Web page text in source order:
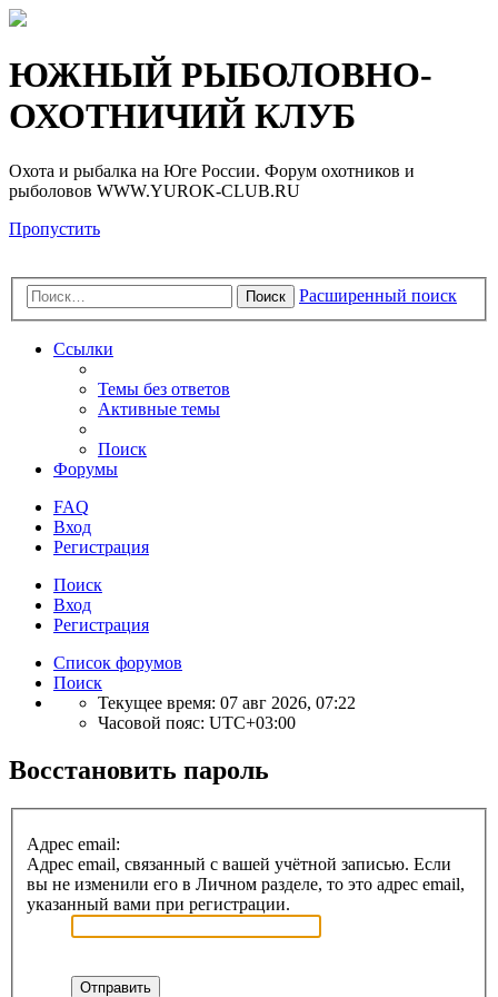
Регистрация
ЮЖНЫЙ РЫБОЛОВНО-
ОХОТНИЧИЙ КЛУБ
Охота и рыбалка на Юге России. Форум охотников и
рыболовов WWW.YUROK-CLUB.RU
Пропустить
Поиск Расширенный поиск
Ссылки
Темы без ответов
Активные темы
Поиск
Форумы
FAQ
Вход
Регистрация
Поиск
Вход
Регистрация
Список форумов
Поиск
Текущее время: 07 авг 2026, 07:22
Часовой пояс: UTC+03:00
Восстановить пароль
Адрес email:
Адрес email, связанный с вашей учётной записью. Если
вы не изменили его в Личном разделе, то это адрес email,
указанный вами при регистрации.